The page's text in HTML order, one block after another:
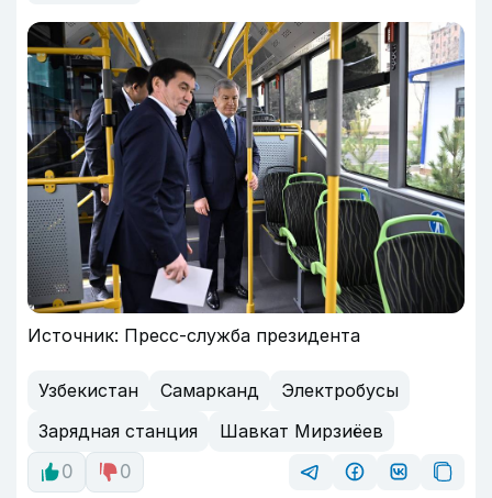
Источник: Пресс-служба президента
Узбекистан Самарканд
Электробусы
Зарядная станция
Шавкат Мирзиёев
0
0